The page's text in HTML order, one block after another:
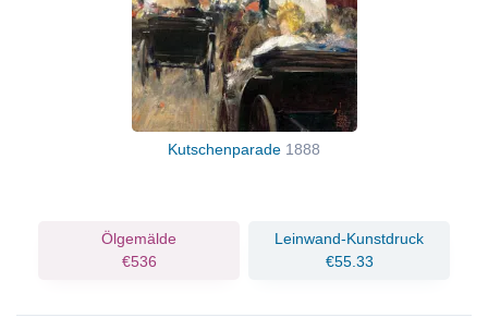
Kutschenparade 1888
Ölgemälde
€536
Leinwand-Kunstdruck
€55.33